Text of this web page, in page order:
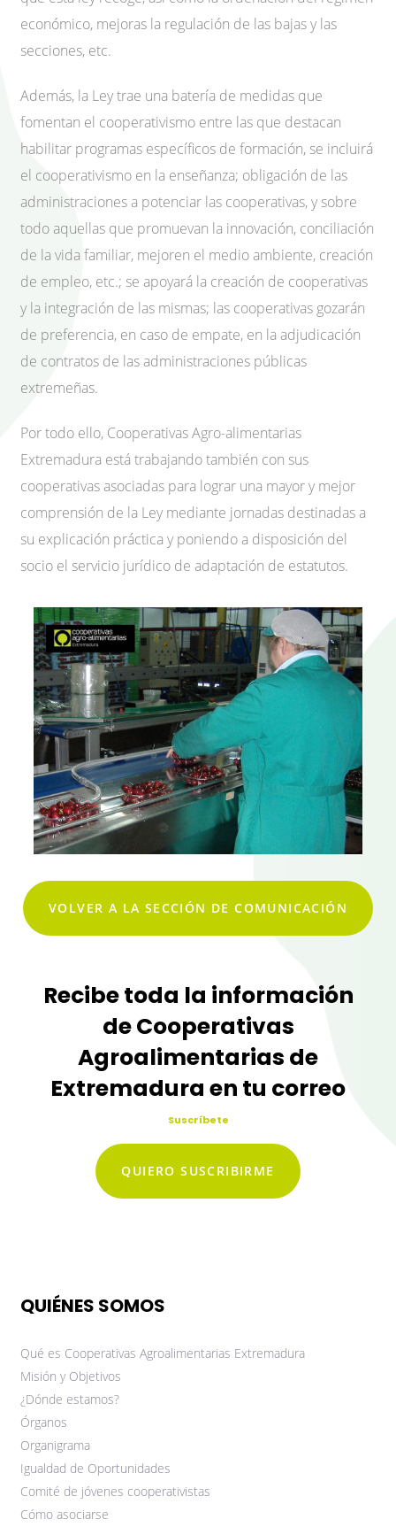
económico, mejoras la regulación de las bajas y las
secciones, etc.
Además, la Ley trae una batería de medidas que
fomentan el cooperativismo entre las que destacan
habilitar programas específicos de formación, se incluirá
el cooperativismo en la enseñanza; obligación de las
administraciones a potenciar las cooperativas, y sobre
todo aquellas que promuevan la innovación, conciliación
de la vida familiar, mejoren el medio ambiente, creación
de empleo, etc.; se apoyará la creación de cooperativas
y la integración de las mismas; las cooperativas gozarán
de preferencia, en caso de empate, en la adjudicación
de contratos de las administraciones públicas
extremeñas.
Por todo ello, Cooperativas Agro-alimentarias
Extremadura está trabajando también con sus
cooperativas asociadas para lograr una mayor y mejor
comprensión de la Ley mediante jornadas destinadas a
su explicación práctica y poniendo a disposición del
socio el servicio jurídico de adaptación de estatutos.
VOLVER A LA SECCIÓN DE COMUNICACIÓN
Recibe toda la información
de Cooperativas
Agroalimentarias de
Extremadura en tu correo
Suscríbete
QUIERO SUSCRIBIRME
QUIÉNES SOMOS
Qué es Cooperativas Agroalimentarias Extremadura
Misión y Objetivos
¿Dónde estamos?
Órganos
Organigrama
Igualdad de Oportunidades
Comité de jóvenes cooperativistas
Cómo asociarse